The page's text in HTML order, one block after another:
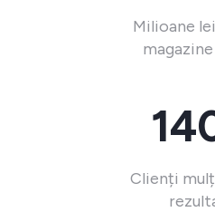
Milioane
Clienți